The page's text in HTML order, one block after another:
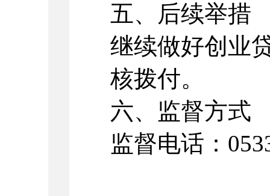
五、后续举措
继续做好创业
核拨付。
六、监督方式
监督电话：